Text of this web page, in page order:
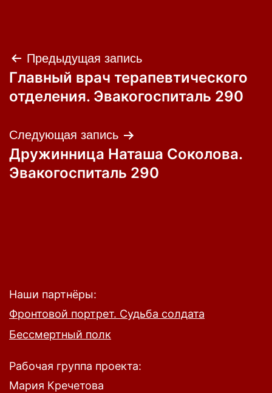
Навигация
по
Предыдущая запись
Главный врач терапевтического
отделения. Эвакогоспиталь 290
Следующая запись
Дружинница Наташа Соколова.
Эвакогоспиталь 290
Наши партнёры:
Фронтовой портрет. Судьба солдата
Бессмертный полк
Рабочая группа проекта:
Мария Кречетова